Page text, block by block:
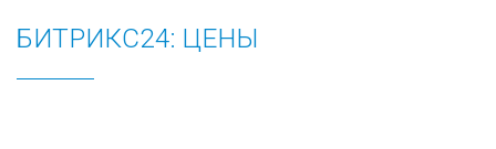
БИТРИКС24: ЦЕНЫ